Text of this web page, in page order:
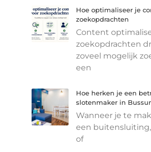
Hoe optimaliseer je
zoekopdrachten
Content
zoekopdrachten
zoveel mogelijk
een
Hoe herken je een
slotenmaker in
Wanneer je te
een
of